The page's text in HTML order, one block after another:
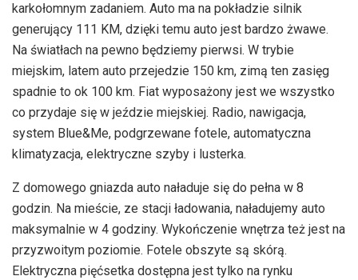
karkołomnym zadaniem. Auto ma na pokładzie silnik
generujący 111 KM, dzięki temu auto jest bardzo żwawe.
Na światłach na pewno będziemy pierwsi. W trybie
miejskim, latem auto przejedzie 150 km, zimą ten zasięg
spadnie to ok 100 km. Fiat wyposażony jest we wszystko
co przydaje się w jeździe miejskiej. Radio, nawigacja,
system Blue&Me, podgrzewane fotele, automatyczna
klimatyzacja, elektryczne szyby i lusterka.
Z domowego gniazda auto naładuje się do pełna w 8
godzin. Na mieście, ze stacji ładowania, naładujemy auto
maksymalnie w 4 godziny. Wykończenie wnętrza też jest na
przyzwoitym poziomie. Fotele obszyte są skórą.
Elektryczna pięćsetka dostępna jest tylko na rynku